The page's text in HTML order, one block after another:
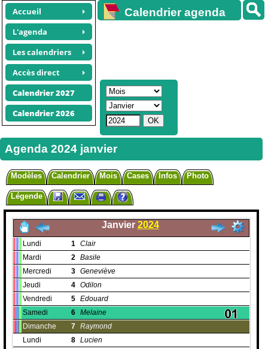
Accueil
L'agenda
Les calendriers
Accès direct
Calendrier 2027
Calendrier 2026
Calendrier agenda
Agenda 2024 janvier
Modèles Calendrier Mois Cases Infos Photo
Légende
Janvier 2024
Lundi 1 Clair
Mardi
2 Basile
Mercredi
3 Geneviève
Jeudi
4 Odilon
Vendredi
5 Edouard
Samedi
6 Melaine
Dimanche
7 Raymond
Lundi
8 Lucien